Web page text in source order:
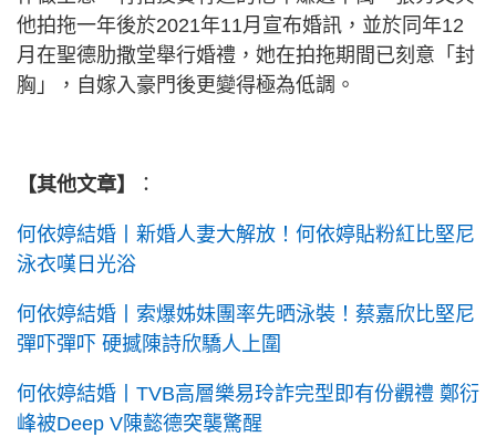
他拍拖一年後於2021年11月宣布婚訊，並於同年12
月在聖德肋撒堂舉行婚禮，她在拍拖期間已刻意「封
胸」，自嫁入豪門後更變得極為低調。
【其他文章】 ：
何依婷結婚丨新婚人妻大解放！何依婷貼粉紅比堅尼
泳衣嘆日光浴
何依婷結婚丨索爆姊妹團率先晒泳裝！蔡嘉欣比堅尼
彈吓彈吓 硬撼陳詩欣驕人上圍
何依婷結婚丨TVB高層樂易玲詐完型即有份觀禮 鄭衍
峰被Deep V陳懿德突襲驚醒